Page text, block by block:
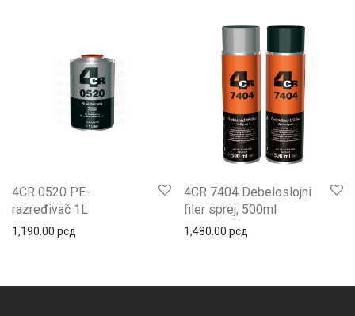
4CR 0520 PE-
razređivač 1L
1,190.00 рсд
4CR 7404 Debeloslojni
filer sprej, 500ml
1,480.00 рсд